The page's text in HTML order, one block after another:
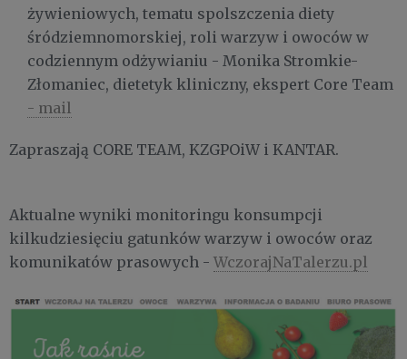
żywieniowych, tematu spolszczenia diety
śródziemnomorskiej, roli warzyw i owoców w
codziennym odżywianiu - Monika Stromkie-
Złomaniec, dietetyk kliniczny, ekspert Core Team
- mail
Zapraszają CORE TEAM, KZGPOiW i KANTAR.
Aktualne wyniki monitoringu konsumpcji
kilkudziesięciu gatunków warzyw i owoców oraz
komunikatów prasowych - WczorajNaTalerzu.pl